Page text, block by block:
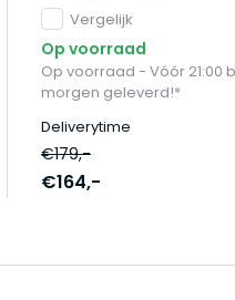
Vergelijk
Op voorraad
Op voorraad - Vóór 21:00
morgen geleverd!*
Deliverytime
€179,-
€164,-